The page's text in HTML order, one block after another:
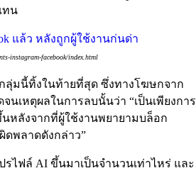
ทน
instagram-facebook/index.html
ลุ่มนี้ทิ้งในท้ายที่สุด ซึ่งทางโฆษกจาก
นเหตุผลในการลบนั้นว่า “เป็นเพียงการ
หลังจากที่ผู้ใช้งานพยายามบล็อก
ดพลาดดังกล่าว”
ไฟล์ AI ขึ้นมาเป็นจำนวนเท่าไหร่ และ